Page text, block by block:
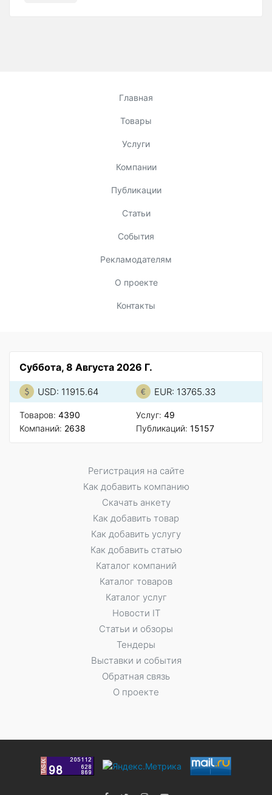
Главная
Товары
Услуги
Компании
Публикации
Статьи
События
Рекламодателям
О проекте
Контакты
Суббота, 8 Августа 2026 Г.
USD: 11915.64 EUR: 13765.33
Товаров: 4390
Компаний: 2638
Услуг: 49
Публикаций: 15157
Регистрация на сайте
Как добавить компанию
Скачать анкету
Как добавить товар
Как добавить услугу
Как добавить статью
Каталог компаний
Каталог товаров
Каталог услуг
Новости IT
Статьи и обзоры
Тендеры
Выставки и события
Обратная связь
О проекте